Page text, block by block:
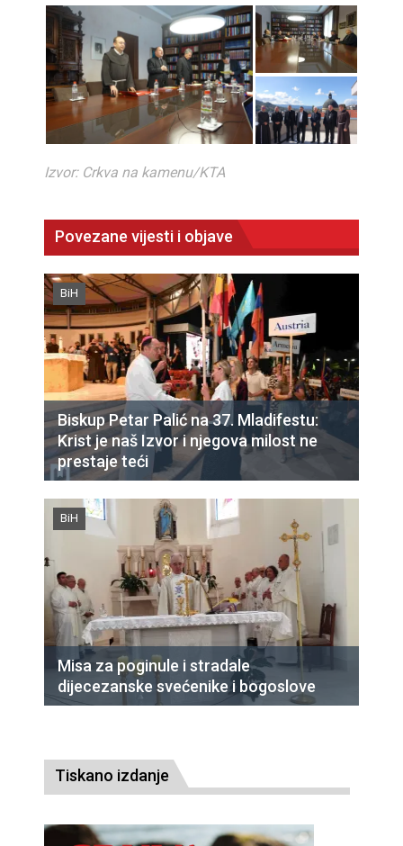
Izvor: Crkva na kamenu/KTA
Povezane vijesti i objave
BiH
Biskup Petar Palić na 37. Mladifestu:
Krist je naš Izvor i njegova milost ne
prestaje teći
BiH
Misa za poginule i stradale
dijecezanske svećenike i bogoslove
Tiskano izdanje